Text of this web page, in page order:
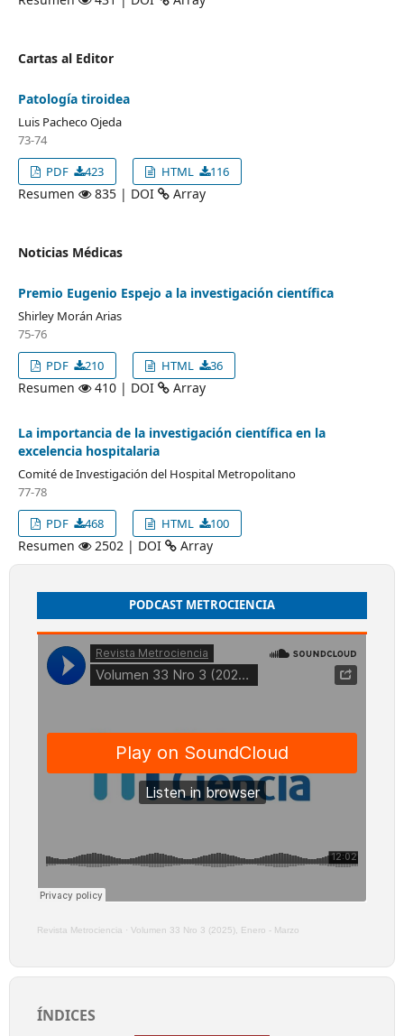
Cartas al Editor
Patología tiroidea
Luis Pacheco Ojeda
73-74
PDF
423 HTML 116
Resumen 835 | DOI Array
Noticias Médicas
Premio Eugenio Espejo a la investigación científica
Shirley Morán Arias
75-76
PDF
210 HTML 36
Resumen 410 | DOI Array
La importancia de la investigación científica en la
excelencia hospitalaria
Comité de Investigación del Hospital Metropolitano
77-78
PDF
468 HTML 100
Resumen 2502 | DOI Array
PODCAST METROCIENCIA
Revista Metrociencia · Volumen 33 Nro 3 (2025), Enero - Marzo
ÍNDICES